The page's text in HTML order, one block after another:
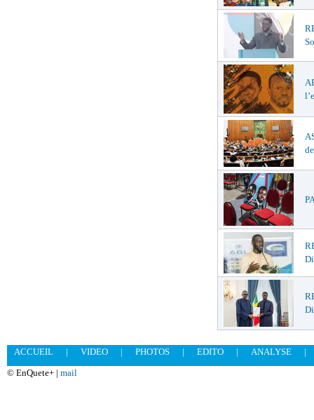
ACCUEIL | VIDEO | PHOTOS | EDITO | ANALYSE
|
© EnQuete+ | mail